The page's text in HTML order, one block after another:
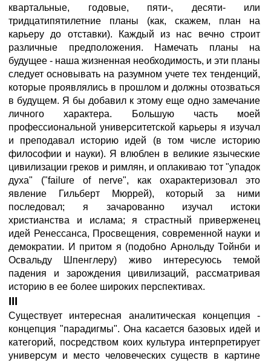
квартальные, годовые, пяти-, десяти- или
тридцатипятилетние планы (как, скажем, план на
карьеру до отставки). Каждый из нас вечно строит
различные предположения. Намечать планы на
будущее - наша жизненная необходимость, и эти планы
следует основывать на разумном учете тех тенденций,
которые проявлялись в прошлом и должны отозваться
в будущем. Я бы добавил к этому еще одно замечание
личного характера. Большую часть моей
профессиональной университетской карьеры я изучал
и преподавал историю идей (в том числе историю
философии и науки). Я влюблен в великие языческие
цивилизации греков и римлян, и оплакиваю тот "упадок
духа" ("failure of nerve", как охарактеризовал это
явление Гильберт Мюррей), который за ними
последовал; я зачарованно изучал истоки
христианства и ислама; я страстный приверженец
идей Ренессанса, Просвещения, современной науки и
демократии. И притом я (подобно Арнольду Тойнби и
Освальду Шпенглеру) живо интересуюсь темой
падения и зарождения цивилизаций, рассматривая
историю в ее более широких перспективах.
III
Существует интересная аналитическая концепция -
концепция "парадигмы". Она касается базовых идей и
категорий, посредством коих культура интерпретирует
универсум и место человеческих существ в картине